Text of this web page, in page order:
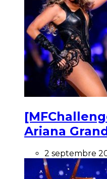
Ariana
2 septembre